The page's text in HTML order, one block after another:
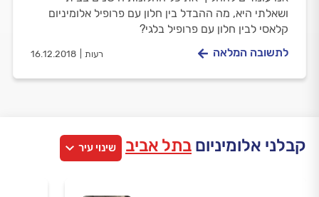
ושאלתי היא, מה ההבדל בין חלון עם פרופיל אלומיניום
קלאסי לבין חלון עם פרופיל בלגי?
רעות 16.12.2018 לתשובה המלאה
קבלני אלומיניום בתל אביב שינוי עיר